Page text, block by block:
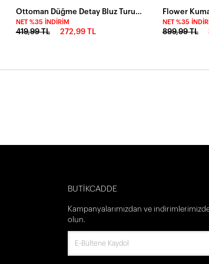
Ottoman Düğme Detay Bluz Turuncu
NET %35 İNDIRIM
419,99 TL 272,99 TL
NET %35
899,99 TL
BUTİKCADDE
Kampanyalarımızdan ve
olun.